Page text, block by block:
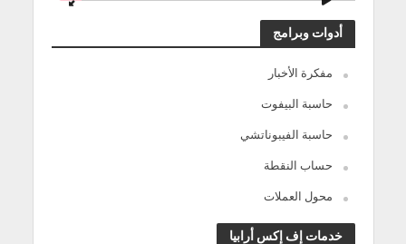
أدوات وبرامج
مفكرة الأخبار
حاسبة البيفوت
حاسبة الفيبوناتشي
حساب النقطة
محول العملات
خدمات إف إكس أرابيا